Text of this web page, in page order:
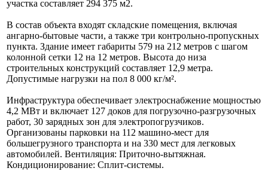
участка составляет 294 375 м2.
В состав объекта входят складские помещения, включая
ангарно-бытовые части, а также три контрольно-пропускных
пункта. Здание имеет габариты 579 на 212 метров с шагом
колонной сетки 12 на 12 метров. Высота до низа
строительных конструкций составляет 12,9 метра.
Допустимые нагрузки на пол 8 000 кг/м².
Инфраструктура обеспечивает электроснабжение мощностью
4,2 МВт и включает 127 доков для погрузочно-разгрузочных
работ, 30 зарядных зон для электропогрузчиков.
Организованы парковки на 112 машино-мест для
большегрузного транспорта и на 330 мест для легковых
автомобилей. Вентиляция: Приточно-вытяжная.
Кондиционирование: Сплит-системы.